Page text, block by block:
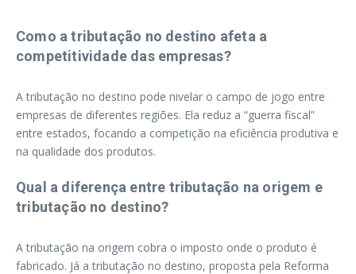
Como a tributação no destino afeta a
competitividade das empresas?
A tributação no destino pode nivelar o campo de jogo entre
empresas de diferentes regiões. Ela reduz a “guerra fiscal”
entre estados, focando a competição na eficiência produtiva e
na qualidade dos produtos.
Qual a diferença entre tributação na origem e
tributação no destino?
A tributação na origem cobra o imposto onde o produto é
fabricado. Já a tributação no destino, proposta pela Reforma